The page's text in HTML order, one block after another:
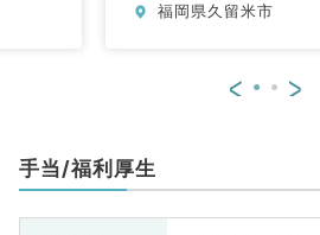
福岡県久留米市
< >
手当/福利厚生